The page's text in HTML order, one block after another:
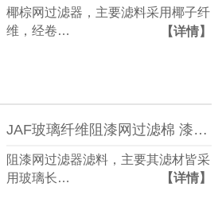
椰棕网过滤器，主要滤料采用椰子纤
维，经卷…
【详情】
JAF玻璃纤维阻漆网过滤棉 漆雾毡
阻漆网过滤器滤料，主要其滤材皆采
用玻璃长…
【详情】